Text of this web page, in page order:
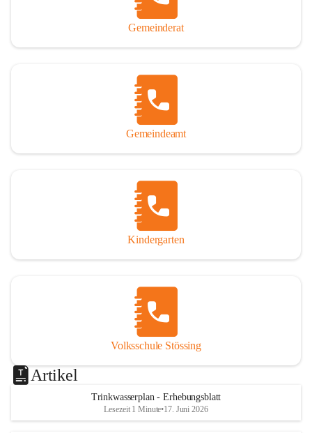
Gemeinderat
Gemeindeamt
Kindergarten
Volksschule Stössing
Artikel
Trinkwasserplan - Erhebungsblatt
Lesezeit 1 Minute•17. Juni 2026